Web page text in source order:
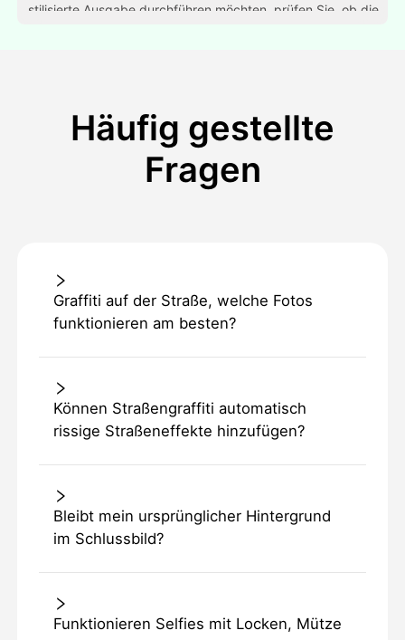
stilisierte Ausgabe durchführen möchten, prüfen Sie, ob die
Häufig gestellte
Fragen
Graffiti auf der Straße, welche Fotos
funktionieren am besten?
Können Straßengraffiti automatisch
rissige Straßeneffekte hinzufügen?
Bleibt mein ursprünglicher Hintergrund
im Schlussbild?
Funktionieren Selfies mit Locken, Mütze